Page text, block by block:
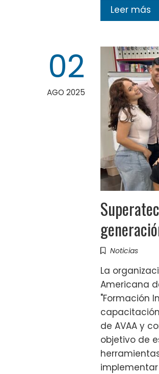
Leer más
02
AGO 2025
Noticias
La
Americana
"Formación
de AVAA y
objetivo de